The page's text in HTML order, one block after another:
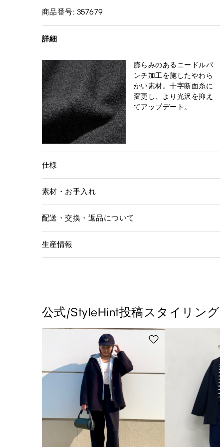
商品番号: 357679
詳細
膨らみのあるニードルパ
ンチ加工を施したやわら
かい素材。十字断面糸に
変更し、より光沢を抑え
てアップデート。
仕様
素材・お手入れ
配送・交換・返品について
生産情報
公式/StyleHint投稿スタイリング